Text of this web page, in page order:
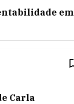
em
Carla